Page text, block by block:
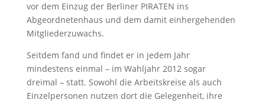
vor dem Einzug der Berliner PIRATEN ins
Abgeordnetenhaus und dem damit einhergehenden
Mitgliederzuwachs.
Seitdem fand und findet er in jedem Jahr
mindestens einmal – im Wahljahr 2012 sogar
dreimal – statt. Sowohl die Arbeitskreise als auch
Einzelpersonen nutzen dort die Gelegenheit, ihre